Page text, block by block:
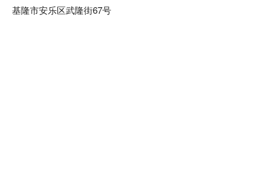
基隆市安乐区武隆街67号